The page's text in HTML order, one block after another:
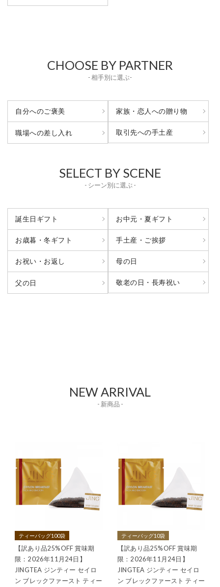
CHOOSE BY PARTNER
- 相手別に選ぶ-
自分へのご褒美 家族・恋人への贈り物
職場への差し入れ 取引先への手土産
SELECT BY SCENE
- シーン別に選ぶ -
誕生日ギフト お中元・夏ギフト
お歳暮・冬ギフト 手土産・ご挨拶
お祝い・お返し 母の日
父の日 敬老の日・長寿祝い
NEW ARRIVAL
- 新商品 -
ティーバッグ100袋
【訳あり品25%OFF 賞味期
限：2026年11月24日】
JINGTEA ジンティー セイロ
ン ブレックファースト ティー
ティーバッグ10袋
【訳あり品25%OFF 賞味期
限：2026年11月24日】
JINGTEA ジンティー セイロ
ン ブレックファースト ティー